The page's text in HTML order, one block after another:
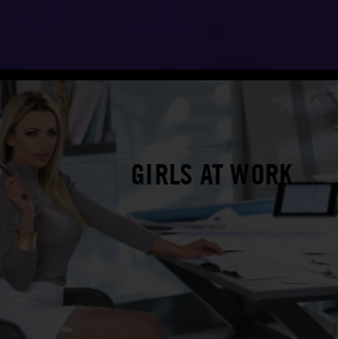
GIRLS AT WORK